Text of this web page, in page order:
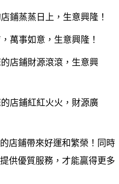
鋪蒸蒸日上，生意興隆！
萬事如意，生意興隆！
店鋪財源滾滾，生意興
店鋪紅紅火火，財源廣
店鋪帶來好運和繁榮！同時
供優質服務，才能贏得更多